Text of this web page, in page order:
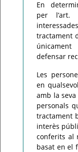
En
per l’art.
tractament
defensar
Les
en
amb la
personals
tractament
interès
conferits al
basat en el